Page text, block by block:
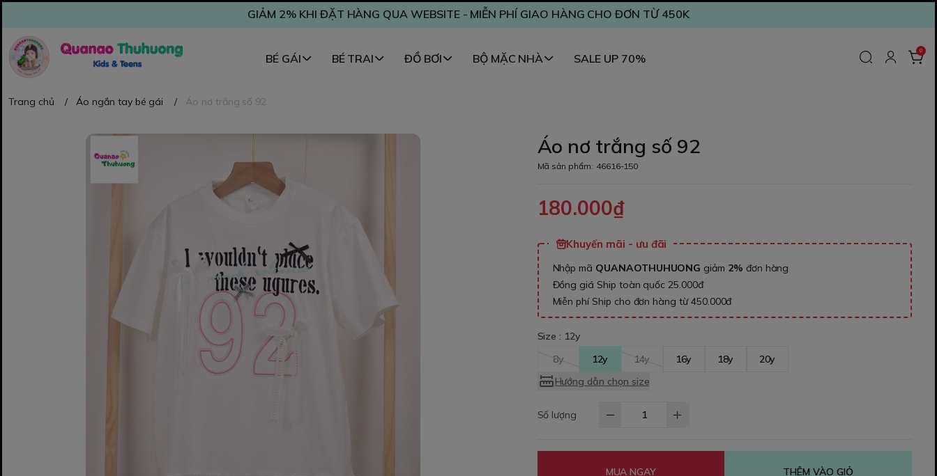
GIẢM 2% KHI ĐẶT HÀNG QUA WEBSITE - MIỄN PHÍ GIAO HÀNG CHO ĐƠN TỪ 450K
BÉ GÁI BÉ TRAI ĐỒ BƠI BỘ MẶC NHÀ SALE UP 70%
0
Trang chủ / Áo ngắn tay bé gái / Áo nơ trắng số 92
Áo nơ trắng số 92
Mã sản phẩm: 46616-150
180.000₫
Khuyến mãi - ưu đãi
Nhập mã QUANAOTHUHUONG giảm 2% đơn hàng
Đồng giá Ship toàn quốc 25.000đ
Miễn phí Ship cho đơn hàng từ 450.000đ
Size : 12y
8y
12y 14y 16y 18y
20y
Hướng dẫn chọn size
Số lượng
MUA NGAY THÊM VÀO GIỎ